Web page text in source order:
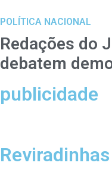
POLÍTICA NACIONAL
Redações do
debatem
publicidade
Reviradinhas